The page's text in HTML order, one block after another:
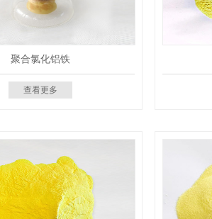
聚合氯化铝铁
查看更多